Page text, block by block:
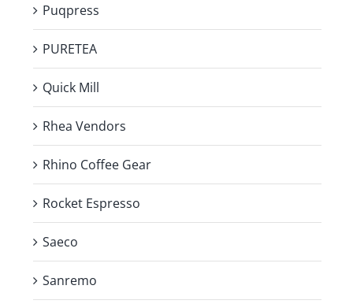
Puqpress
PURETEA
Quick Mill
Rhea Vendors
Rhino Coffee Gear
Rocket Espresso
Saeco
Sanremo